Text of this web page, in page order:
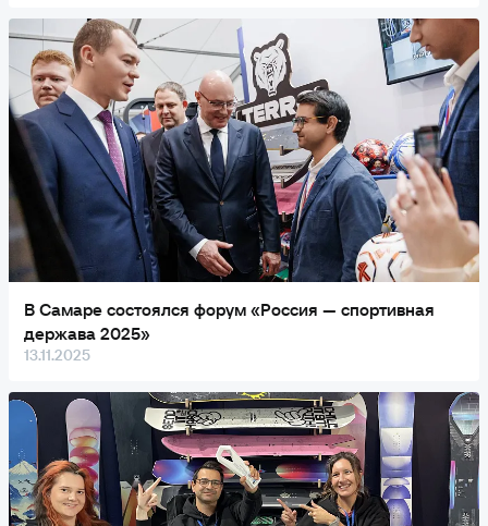
В Самаре состоялся форум «Россия — спортивная
держава 2025»
13.11.2025